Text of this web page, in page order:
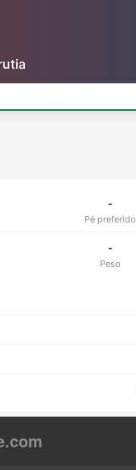
-
Pé preferido
-
Peso